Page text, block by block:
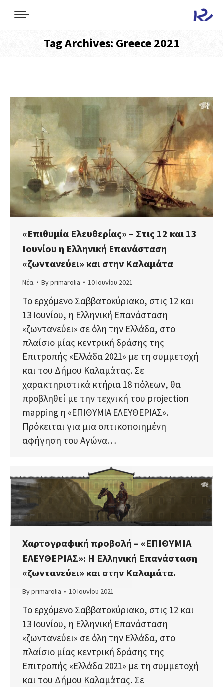
Tag Archives: Greece 2021
«Επιθυμία Ελευθερίας» – Στις 12 και 13
Ιουνίου η Ελληνική Επανάσταση
«ζωντανεύει» και στην Καλαμάτα
Νέα Byprimarolia 10 Ιουνίου 2021
Το ερχόμενο Σαββατοκύριακο, στις 12 και
13 Ιουνίου, η Ελληνική Επανάσταση
«ζωντανεύει» σε όλη την Ελλάδα, στο
πλαίσιο μίας κεντρική δράσης της
Επιτροπής «Ελλάδα 2021» με τη συμμετοχή
και του Δήμου Καλαμάτας. Σε
χαρακτηριστικά κτήρια 18 πόλεων, θα
προβληθεί με την τεχνική του projection
mapping η «ΕΠΙΘΥΜΙΑ ΕΛΕΥΘΕΡΙΑΣ».
Πρόκειται για μια οπτικοποιημένη
αφήγηση του Αγώνα…
Χαρτογραφική προβολή – «ΕΠΙΘΥΜΙΑ
ΕΛΕΥΘΕΡΙΑΣ»: Η Ελληνική Επανάσταση
«ζωντανεύει» και στην Καλαμάτα.
Byprimarolia 10 Ιουνίου 2021
Το ερχόμενο Σαββατοκύριακο, στις 12 και
13 Ιουνίου, η Ελληνική Επανάσταση
«ζωντανεύει» σε όλη την Ελλάδα, στο
πλαίσιο μίας κεντρική δράσης της
Επιτροπής «Ελλάδα 2021» με τη συμμετοχή
και του Δήμου Καλαμάτας. Σε